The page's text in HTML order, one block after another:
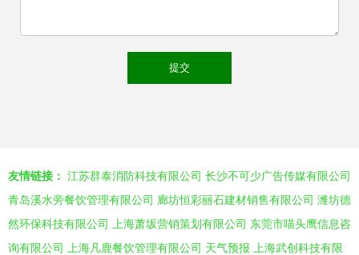
友情链接： 江苏群泰消防科技有限公司 长沙不可少广告传媒有限公司
青岛溪水旁餐饮管理有限公司 廊坊恒彩丽石建材销售有限公司 潍坊德
然环保科技有限公司
上海萧坂营销策划有限公司 东莞市喵头鹰信息咨
询有限公司
上海凡鹿餐饮管理有限公司 天气预报
上海武创科技有限